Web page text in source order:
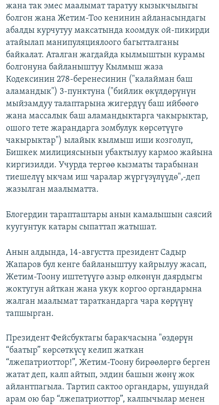
жана так эмес маалымат таратуу кызыкчылыгы
болгон жана Жетим-Тоо кенинин айланасындагы
абалды курчутуу максатында коомдук ой-пикирди
атайылап манипуляциялоого багытталганы
байкалат. Аталган жагдайда кылмыштын курамы
болгонуна байланыштуу Кылмыш жаза
Кодексинин 278-беренесинин ("калайман баш
аламандык") 3-пунктуна ("бийлик өкүлдөрүнүн
мыйзамдуу талаптарына жигердүү баш ийбөөгө
жана массалык баш аламандыктарга чакырыктар,
ошого тете жарандарга зомбулук көрсөтүүгө
чакырыктар") ылайык кылмыш иши козголуп,
Бишкек милициясынын убактылуу кармоо жайына
киргизилди. Учурда тергөө кызматы тарабынан
тиешелүү ыкчам иш чаралар жүргүзүлүүдө",-деп
жазылган маалыматта.
Блогердин тарапташтары анын камалышын саясий
куугунтук катары сыпаттап жатышат.
Анын алдында, 14-августта президент Садыр
Жапаров бул кенге байланыштуу кайрылуу жасап,
Жетим-Тоону иштетүүгө азыр өлкөнүн даярдыгы
жоктугун айткан жана укук коргоо органдарына
жалган маалымат тараткандарга чара көрүүнү
тапшырган.
Президент Фейсбуктагы баракчасына "өздөрүн
“баатыр” көрсөткүсү келип жаткан
“лжепатриоттор!”, Жетим-Тоону бирөөлөргө берген
жатат деп, калп айтып, элдин башын жөнү жок
айлантпагыла. Тартип сактоо органдары, ушундай
арам ою бар “лжепатриоттор”, калпычылар менен